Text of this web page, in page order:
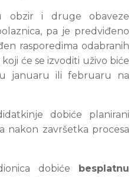
obzir i druge obaveze
pa je predviđeno
rasporedima odabranih
koji će se izvoditi uživo biće
januaru ili februaru na
dobiće planirani
nakon završetka procesa
dobiće
besplatnu